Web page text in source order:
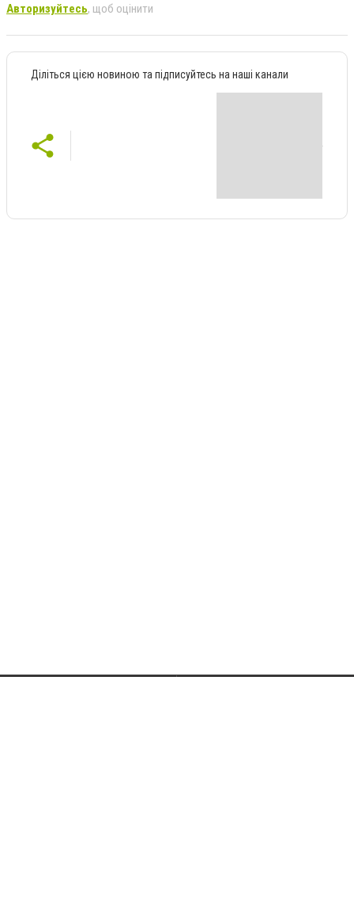
Авторизуйтесь, щоб оцінити
Діліться цією новиною та підписуйтесь на наші канали